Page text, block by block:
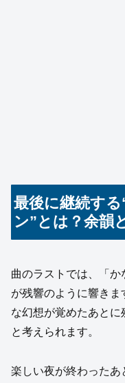
最後に継続す
ン”とは？余韻
曲のラストでは、「
が残響のように響き
な幻想が覚めたあとに
と考えられます。
楽しい夜が終わったあ